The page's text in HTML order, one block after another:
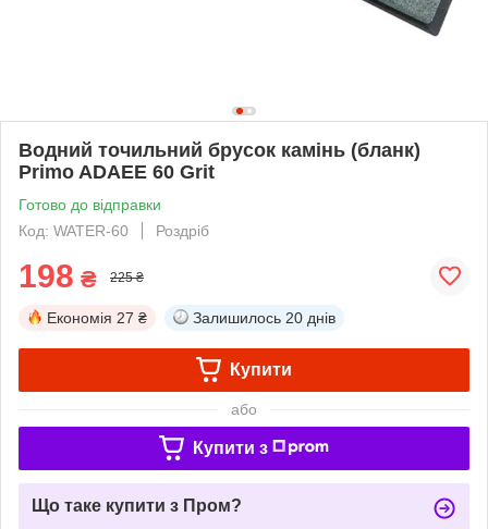
Водний точильний брусок камінь (бланк)
Primo ADAEE 60 Grit
Готово до відправки
Код: WATER-60
Роздріб
198 ₴ 225 ₴
Економія 27 ₴ Залишилось 20 днів
Купити
або
Купити з
Що таке купити з Пром?